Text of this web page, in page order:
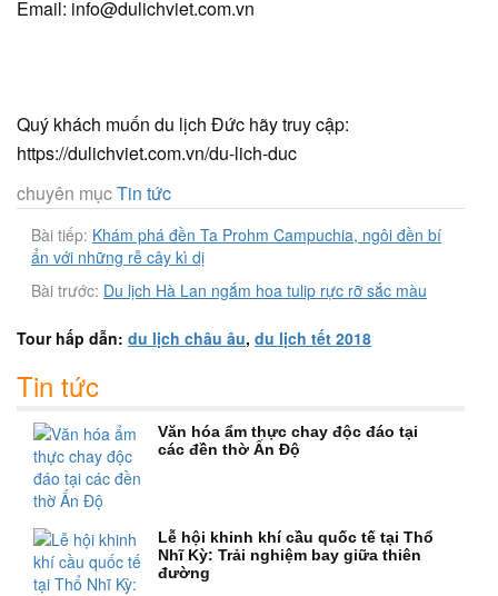
Email: info@dulichviet.com.vn
Quý khách muốn du lịch Đức hãy truy cập:
https://dulichviet.com.vn/du-lich-duc
chuyên mụcTin tức
Bài tiếp: Khám phá đền Ta Prohm Campuchia, ngôi đền bí
ẩn với những rễ cây kì dị
Bài trước: Du lịch Hà Lan ngắm hoa tulip rực rỡ sắc màu
Tour hấp dẫn: du lịch châu âu, du lịch tết 2018
Tin tức
Văn hóa ẩm thực chay độc đáo tại
các đền thờ Ấn Độ
Lễ hội khinh khí cầu quốc tế tại Thổ
Nhĩ Kỳ: Trải nghiệm bay giữa thiên
đường